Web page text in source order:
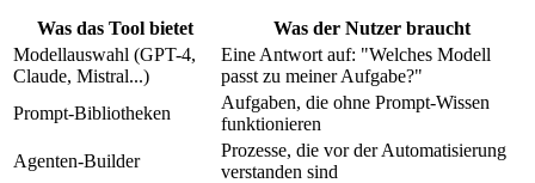
Was das Tool bietet
Was der Nutzer braucht
Modellauswahl (GPT-4,
Claude, Mistral...)
Eine Antwort auf: "Welches Modell
passt zu meiner Aufgabe?"
Prompt-Bibliotheken
Aufgaben, die ohne Prompt-Wissen
funktionieren
Agenten-Builder
Prozesse, die vor der Automatisierung
verstanden sind